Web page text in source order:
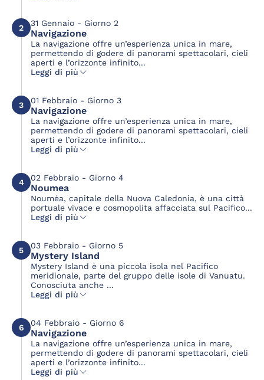
2 31 Gennaio - Giorno 2
Navigazione
La navigazione offre un’esperienza unica in mare,
permettendo di godere di panorami spettacolari, cieli
aperti e l’orizzonte infinito...
Leggi di più
3 01 Febbraio - Giorno 3
Navigazione
La navigazione offre un’esperienza unica in mare,
permettendo di godere di panorami spettacolari, cieli
aperti e l’orizzonte infinito...
Leggi di più
4 02 Febbraio - Giorno 4
Noumea
Nouméa, capitale della Nuova Caledonia, è una città
portuale vivace e cosmopolita affacciata sul Pacifico...
Leggi di più
5 03 Febbraio - Giorno 5
Mystery Island
Mystery Island è una piccola isola nel Pacifico
meridionale, parte del gruppo delle isole di Vanuatu.
Conosciuta anche ...
Leggi di più
6 04 Febbraio - Giorno 6
Navigazione
La navigazione offre un’esperienza unica in mare,
permettendo di godere di panorami spettacolari, cieli
aperti e l’orizzonte infinito...
Leggi di più